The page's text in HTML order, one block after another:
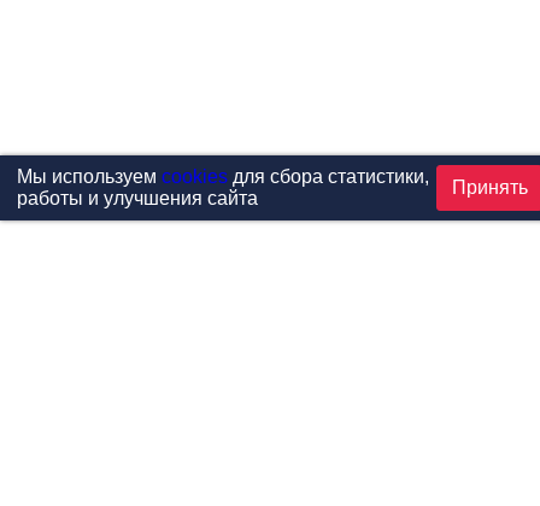
Мы используем cookiesдля сбора статистики,
работы и улучшения сайта
Принять